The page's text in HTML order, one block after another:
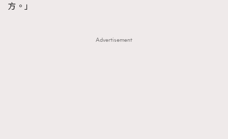
方。」
Advertisement